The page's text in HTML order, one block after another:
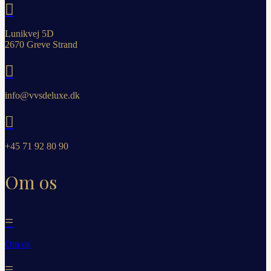

Lunikvej 5D
2670 Greve Strand

info@vvsdeluxe.dk

+45 71 92 80 90
Om os
=
Om os